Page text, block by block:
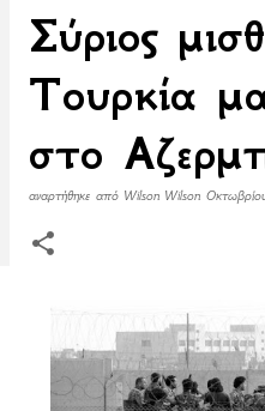
Σύριος
Τουρκία
στο
αναρτήθηκε από Wilson Wilson